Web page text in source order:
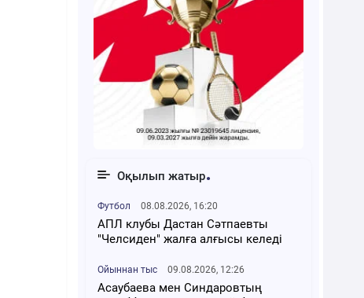
Оқылып жатыр
Футбол 08.08.2026, 16:20
АПЛ клубы Дастан Сәтпаевты
"Челсиден" жалға алғысы келеді
Ойыннан тыс 09.08.2026, 12:26
Асаубаева мен Синдаровтың